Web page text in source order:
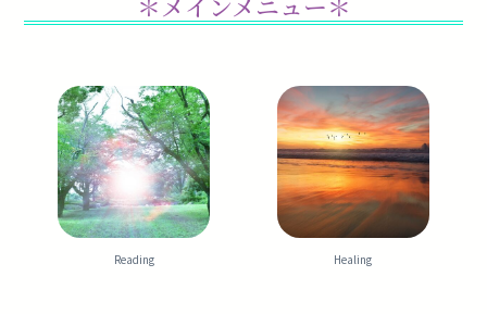
Reading Healing